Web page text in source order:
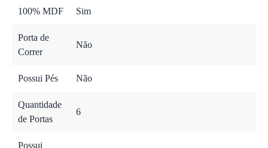
100% MDF Sim
Porta de
Correr
Não
Possui Pés Não
Quantidade
de Portas
6
Possui